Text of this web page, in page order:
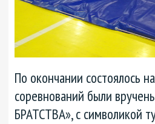
По окончании состоялось
соревнований были
БРАТСТВА», с символикой